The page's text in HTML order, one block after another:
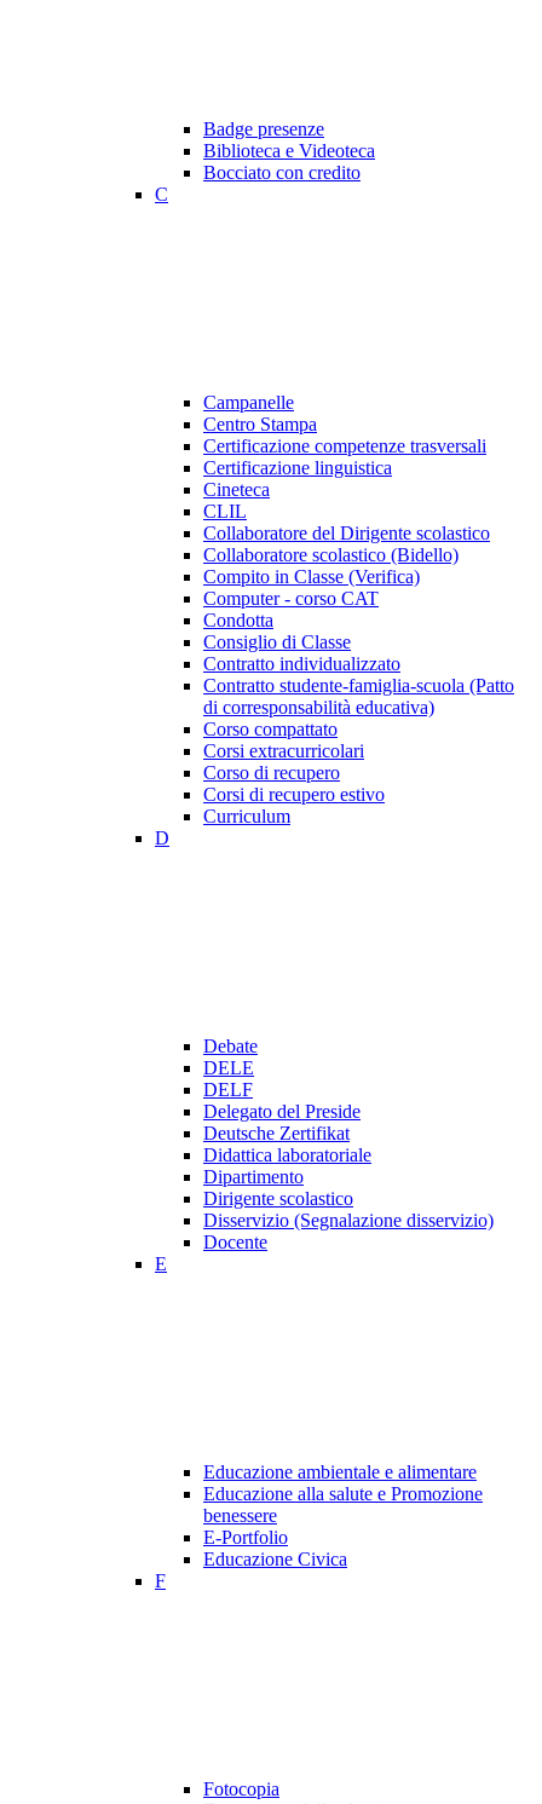
Badge presenze
Biblioteca e Videoteca
Bocciato con credito
C
Campanelle
Centro Stampa
Certificazione competenze trasversali
Certificazione linguistica
Cineteca
CLIL
Collaboratore del Dirigente scolastico
Collaboratore scolastico (Bidello)
Compito in Classe (Verifica)
Computer - corso CAT
Condotta
Consiglio di Classe
Contratto individualizzato
Contratto studente-famiglia-scuola (Patto
di corresponsabilità educativa)
Corso compattato
Corsi extracurricolari
Corso di recupero
Corsi di recupero estivo
Curriculum
D
Debate
DELE
DELF
Delegato del Preside
Deutsche Zertifikat
Didattica laboratoriale
Dipartimento
Dirigente scolastico
Disservizio (Segnalazione disservizio)
Docente
E
Educazione ambientale e alimentare
Educazione alla salute e Promozione
benessere
E-Portfolio
Educazione Civica
F
Fotocopia